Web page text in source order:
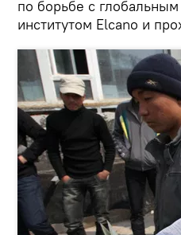
по борьбе с
институтом Elcano и